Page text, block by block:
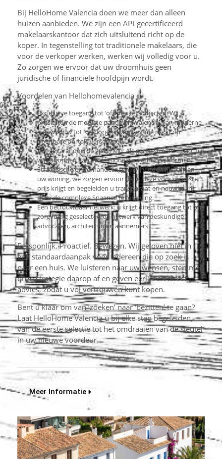
Bij HelloHome Valencia doen we meer dan alleen
huizen aanbieden. We zijn een API-gecertificeerd
makelaarskantoor dat zich uitsluitend richt op de
koper. In tegenstelling tot traditionele makelaars, die
voor de verkoper werken, werken wij volledig voor u.
Zo zorgen we ervoor dat uw droomhuis geen
juridische of financiële hoofdpijn wordt.
Voordelen van Hellohomevalencia
Exclusieve toegang tot ‘off-market’-objecten: Wij
ontsluiten de mooiste panden in Valencia, van moderne
nieuwbouw tot ‘verborgen pareltjes’ die nooit op
openbare portals verschijnen.
API-gegarandeerde veiligheid: Als geregistreerd agent zijn
wij gebonden aan professionele en ethische normen.
Strategische onderhandelingen: Wij vinden niet alleen
uw woning, we zorgen ervoor dat u deze voor de juiste
prijs krijgt en begeleiden u transparant en nauwkeurig
door de complexe Spaanse regelgeving.
Een betrouwbaar netwerk: u krijgt direct toegang tot ons
zorgvuldig geselecteerde netwerk van deskundige
advocaten, architecten en aannemers.
Persoonlijk. Proactief. Bewezen. Wij geloven niet in
een standaardaanpak voor iedereen die op zoek is
naar een huis. We luisteren naar uw wensen, stemmen
onze strategie daarop af en geven eerlijk en direct
advies, zodat u vol vertrouwen kunt kopen.
Bent u klaar om van ‘zoeken’ naar ‘bezitten’ te gaan?
Laat HelloHome Valencia u bij elke stap begeleiden,
van de eerste selectie tot het omdraaien van de sleutel
in uw nieuwe voordeur.
Meer Informatie